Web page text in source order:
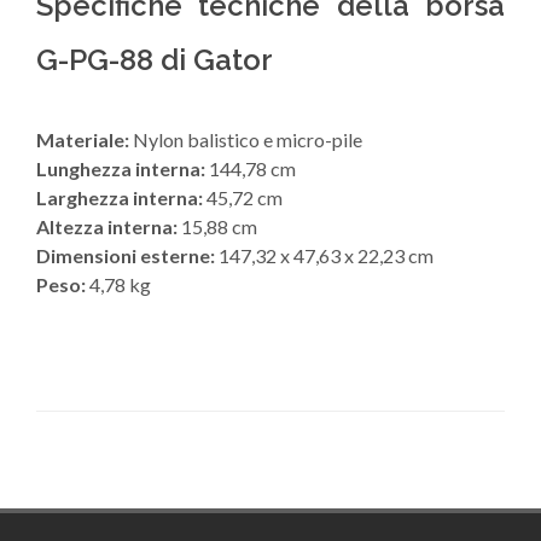
G-PG-88 di Gator
Materiale: Nylon balistico e micro-pile
Lunghezza interna: 144,78 cm
Larghezza interna:45,72 cm
Altezza interna: 15,88 cm
Dimensioni esterne: 147,32 x 47,63 x 22,23 cm
Peso:4,78 kg